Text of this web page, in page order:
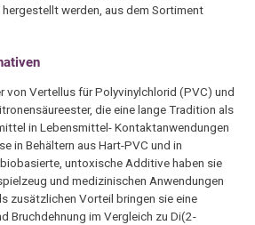
werden, aus dem Sortiment
von Vertellus für Polyvinylchlorid (PVC) und
die eine lange Tradition als
in Lebensmittel- Kontaktanwendungen
in Behältern aus Hart-PVC und in
untoxische Additive haben sie
und medizinischen Anwendungen
zusätzlichen Vorteil bringen sie eine
Bruchdehnung im Vergleich zu Di(2-